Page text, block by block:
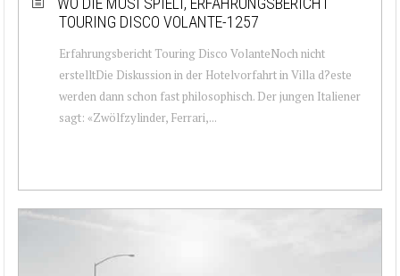
TOURING DISCO VOLANTE-1257
Erfahrungsbericht Touring Disco VolanteNoch nicht
erstelltDie Diskussion in der Hotelvorfahrt in Villa d?este
werden dann schon fast philosophisch. Der jungen Italiener
sagt: «Zwölfzylinder, Ferrari,...